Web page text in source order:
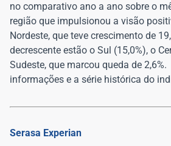
no comparativo ano a ano sobre o
região que impulsionou a visão
Nordeste, que teve crescimento de
decrescente estão o Sul (15,0%), o
Sudeste, que marcou queda de 2,6%.
informações e a série histórica do
Serasa Experian